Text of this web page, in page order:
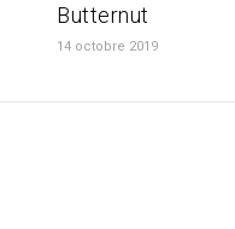
Butternut
14 octobre 2019